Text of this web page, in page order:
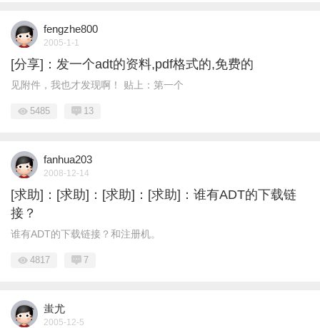
fengzhe800
2005-1-1
[分享]：发一个adt的资料,pdf格式的,免费的
见附件，我也才发现啊！ 贴上：第一个
5485 13
fanhua203
2008-12-14
[求助]：[求助]：[求助]：[求助]：谁有ADT的下载链
接？
谁有ADT的下载链接？和注册机。
4817 7
蚩尤
2005-12-5